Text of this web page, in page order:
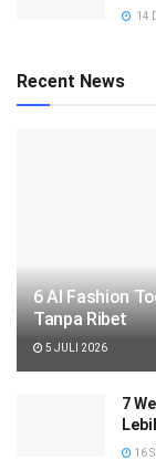
14
Recent News
6 AI Fashion
Tanpa Ribet
5 JULI 2026
7
16